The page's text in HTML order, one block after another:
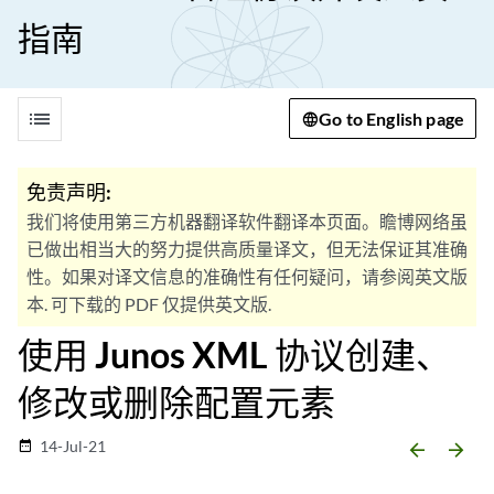
指南
list Go to English page
免责声明:
我们将使用第三方机器翻译软件翻译本页面。瞻博网络虽
已做出相当大的努力提供高质量译文，但无法保证其准确
性。如果对译文信息的准确性有任何疑问，请参阅英文版
本. 可下载的 PDF 仅提供英文版.
使用 Junos XML 协议创建、
修改或删除配置元素
date_range 14-Jul-21 arrow_backward arrow_forward